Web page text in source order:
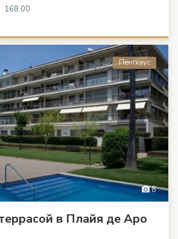
168.00
8
Пентхаус
в Плайя де Аро